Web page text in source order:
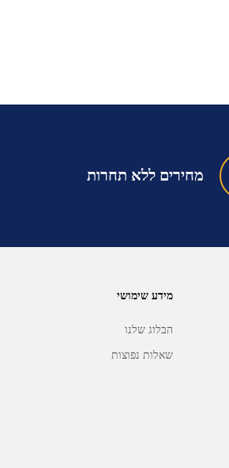
מחירים ללא תחרות
מידע שימושי
הבלוג שלנו
שאלות נפוצות